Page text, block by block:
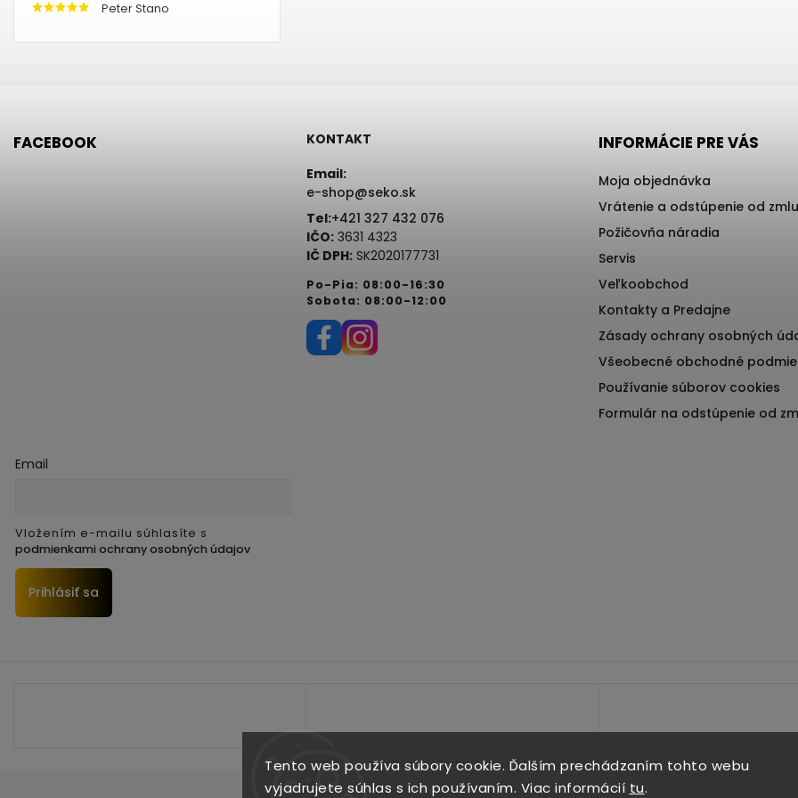
Tento web používa súbory cookie. Ďalším prechádzaním tohto webu
vyjadrujete súhlas s ich používaním. Viac informácií tu.
Peter Stano
FACEBOOK
KONTAKT
Email:
e-shop@seko.sk
Tel:+421 327 432 076
IČO:3631 4323
IČ DPH:SK2020177731
Po-Pia: 08:00-16:30
Sobota: 08:00-12:00
INFORMÁCIE PRE VÁS
Moja objednávka
Vrátenie a odstúpenie od
Požičovňa náradia
Servis
Veľkoobchod
Kontakty a Predajne
Zásady ochrany osobných
Všeobecné obchodné
Používanie súborov cookies
Formulár na odstúpenie od
Email
Vložením e-mailu súhlasíte s
podmienkami ochrany osobných údajov
Prihlásiť sa